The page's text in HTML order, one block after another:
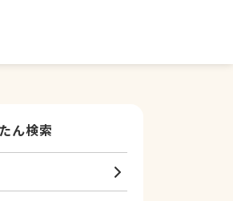
ん検索